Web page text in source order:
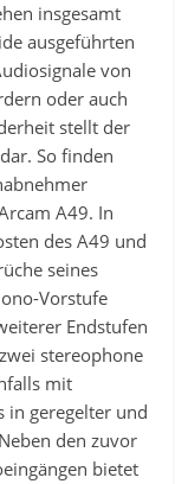
insgesamt
ausgeführten
von
oder auch
stellt der
So finden
A49. In
des A49 und
seines
Vorstufe
Endstufen
stereophone
mit
in geregelter und
den zuvor
bietet